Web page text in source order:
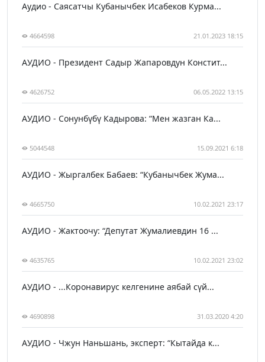
Аудио - Саясатчы Кубанычбек Исабеков Курма...
4664598 21.01.2023 18:15
АУДИО - Президент Садыр Жапаровдун Констит...
4626752 06.05.2022 13:15
АУДИО - Сонунбүбү Кадырова: “Мен жазган Ка...
5044548 15.09.2021 6:18
АУДИО - Жыргалбек Бабаев: “Кубанычбек Жума...
4665750 10.02.2021 23:17
АУДИО - Жактоочу: “Депутат Жумалиевдин 16 ...
4635765 10.02.2021 23:02
АУДИО - ...Коронавирус келгенине аябай сүй...
4690898 31.03.2020 4:20
АУДИО - Чжун Наньшань, эксперт: “Кытайда к...